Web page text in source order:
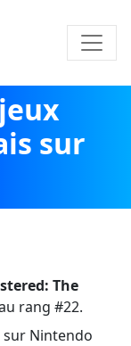
sur
The
rang #22.
sur Nintendo